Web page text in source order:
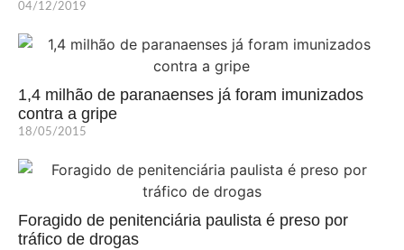
04/12/2019
1,4 milhão de paranaenses já foram imunizados
contra a gripe
18/05/2015
Foragido de penitenciária paulista é preso por
tráfico de drogas